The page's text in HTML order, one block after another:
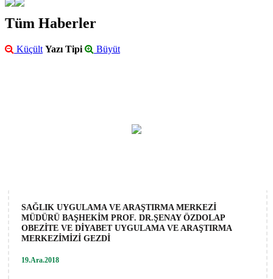
Tüm Haberler
Küçült Yazı Tipi Büyüt
SAĞLIK UYGULAMA VE ARAŞTIRMA MERKEZİ
MÜDÜRÜ BAŞHEKİM PROF. DR.ŞENAY ÖZDOLAP
OBEZİTE VE DİYABET UYGULAMA VE ARAŞTIRMA
MERKEZİMİZİ GEZDİ
19.Ara.2018